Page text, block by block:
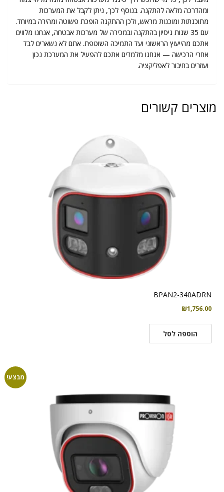
ומהדרכה מלאה להתקנה. בנוסף לכך, ניתן לקבל את המערכות
מתוכנתות ומוכנות מראש, ולכן ההתקנה הופכת פשוטה ומהירה במיוחד.
עם 35 שנות ניסיון בהתקנה ובמכירה של מערכות אבטחה, אנחנו מלווים
אתכם מהייעוץ הראשוני ועד התמיכה השוטפת. אתם לא נשארים לבד
אחרי הרכישה — אנחנו מלמדים אתכם להפעיל את המערכת נכון
ועוזרים בחיבור לאפליקציה.
מוצרים קשורים
BPAN2-340ADRN
₪1,756.00
הוספה לסל
מבצע!